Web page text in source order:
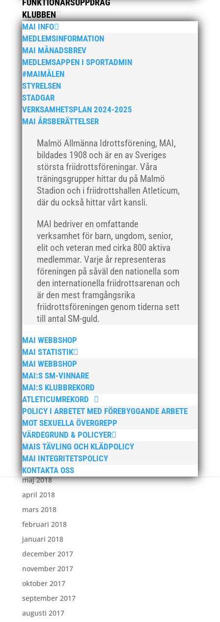
FUNKTIONÄRSUPPDRAG
KLUBBEN
MAI INFO
MEDLEMSINFORMATION
MAI MÅNADSBREV
MEDLEMSAPPEN I SPORTADMIN
#MAIMÅLEN
STYRELSEN
STADGAR
VERKSAMHETSPLAN 2024-2025
MAI ÅRSBERÄTTELSER
Malmö Allmänna Idrottsförening, MAI,
bildades 1908 och är en av Sveriges
största friidrottsföreningar. Våra
träningsgrupper hittar du på Malmö
Stadion och i friidrottshallen Atleticum,
där du också hittar vårt kansli.
MAI bedriver en omfattande
verksamhet för barn, ungdom, senior,
elit och veteran med cirka 800 aktiva
medlemmar. Varje år representeras
föreningen på såväl den nationella som
den internationella friidrottsarenan och
är den mest framgångsrika
friidrottsföreningen genom tiderna sett
till antal SM-guld.
MAI WEBBSHOP
MAI STATISTIK
MAI WEBBSHOP
MAI:S SM-VINNARE
MAI:S KLUBBREKORD
ATLETICUMREKORD
POLICY I ARBETET MED FÖREBYGGANDE ARBETE
MOT SEXUELLA ÖVERGREPP
VÄRDEGRUND & POLICYER
MAIS TÄVLING OCH KLÄDPOLICY
MAI INTEGRITETSPOLICY
KONTAKTA OSS
maj 2021
april 2021
mars 2021
februari 2021
december 2020
november 2020
oktober 2020
september 2020
augusti 2020
juni 2020
april 2020
mars 2020
februari 2020
januari 2020
oktober 2019
september 2019
augusti 2019
juli 2019
juni 2019
maj 2019
april 2019
februari 2019
januari 2019
december 2018
november 2018
oktober 2018
september 2018
augusti 2018
juli 2018
juni 2018
maj 2018
april 2018
mars 2018
februari 2018
januari 2018
december 2017
november 2017
oktober 2017
september 2017
augusti 2017